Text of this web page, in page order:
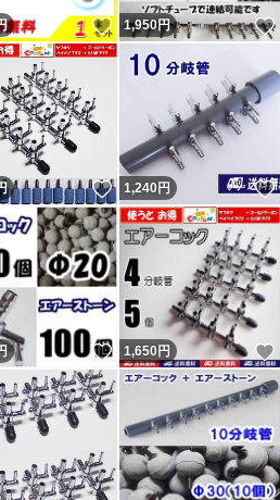
いいね！
1,950円
！ いいね！
1,240円
いいね！
1,650円